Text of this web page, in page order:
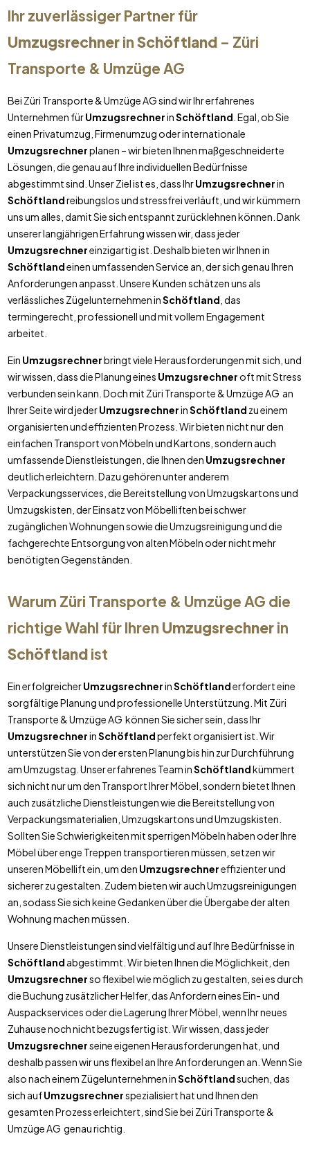
Ihr zuverlässiger Partner für
UmzugsrechnerinSchöftland– Züri
Transporte & Umzüge AG
Bei Züri Transporte & Umzüge AG sind wir Ihr erfahrenes
Unternehmen fürUmzugsrechnerinSchöftland . Egal, ob Sie
einen Privatumzug, Firmenumzug oder internationale
Umzugsrechnerplanen – wir bieten Ihnen maßgeschneiderte
Lösungen, die genau auf Ihre individuellen Bedürfnisse
abgestimmt sind. Unser Ziel ist es, dass IhrUmzugsrechnerin
Schöftlandreibungslos und stressfrei verläuft, und wir kümmern
uns um alles, damit Sie sich entspannt zurücklehnen können. Dank
unserer langjährigen Erfahrung wissen wir, dass jeder
Umzugsrechnereinzigartig ist. Deshalb bieten wir Ihnen in
Schöftlandeinen umfassenden Service an, der sich genau Ihren
Anforderungen anpasst. Unsere Kunden schätzen uns als
verlässliches Zügelunternehmen inSchöftland , das
termingerecht, professionell und mit vollem Engagement
arbeitet.
Ein Umzugsrechnerbringt viele Herausforderungen mit sich, und
wir wissen, dass die Planung eines Umzugsrechneroft mit Stress
verbunden sein kann. Doch mit Züri Transporte & Umzüge AG an
Ihrer Seite wird jederUmzugsrechnerinSchöftland zu einem
organisierten und effizienten Prozess. Wir bieten nicht nur den
einfachen Transport von Möbeln und Kartons, sondern auch
umfassende Dienstleistungen, die Ihnen den Umzugsrechner
deutlich erleichtern. Dazu gehören unter anderem
Verpackungsservices, die Bereitstellung von Umzugskartons und
Umzugskisten, der Einsatz von Möbelliften bei schwer
zugänglichen Wohnungen sowie die Umzugsreinigung und die
fachgerechte Entsorgung von alten Möbeln oder nicht mehr
benötigten Gegenständen.
Warum Züri Transporte & Umzüge AG die
richtige Wahl für Ihren Umzugsrechnerin
Schöftlandist
Ein erfolgreicherUmzugsrechnerinSchöftlanderfordert eine
sorgfältige Planung und professionelle Unterstützung. Mit Züri
Transporte & Umzüge AG können Sie sicher sein, dass Ihr
UmzugsrechnerinSchöftlandperfekt organisiert ist. Wir
unterstützen Sie von der ersten Planung bis hin zur Durchführung
am Umzugstag. Unser erfahrenes Team inSchöftlandkümmert
sich nicht nur um den Transport Ihrer Möbel, sondern bietet Ihnen
auch zusätzliche Dienstleistungen wie die Bereitstellung von
Verpackungsmaterialien, Umzugskartons und Umzugskisten.
Sollten Sie Schwierigkeiten mit sperrigen Möbeln haben oder Ihre
Möbel über enge Treppen transportieren müssen, setzen wir
unseren Möbellift ein, um den Umzugsrechnereffizienter und
sicherer zu gestalten. Zudem bieten wir auch Umzugsreinigungen
an, sodass Sie sich keine Gedanken über die Übergabe der alten
Wohnung machen müssen.
Unsere Dienstleistungen sind vielfältig und auf Ihre Bedürfnisse in
Schöftland abgestimmt. Wir bieten Ihnen die Möglichkeit, den
Umzugsrechnerso flexibel wie möglich zu gestalten, sei es durch
die Buchung zusätzlicher Helfer, das Anfordern eines Ein- und
Auspackservices oder die Lagerung Ihrer Möbel, wenn Ihr neues
Zuhause noch nicht bezugsfertig ist. Wir wissen, dass jeder
Umzugsrechnerseine eigenen Herausforderungen hat, und
deshalb passen wir uns flexibel an Ihre Anforderungen an. Wenn Sie
also nach einem Zügelunternehmen inSchöftlandsuchen, das
sich aufUmzugsrechnerspezialisiert hat und Ihnen den
gesamten Prozess erleichtert, sind Sie bei Züri Transporte &
Umzüge AG genau richtig.